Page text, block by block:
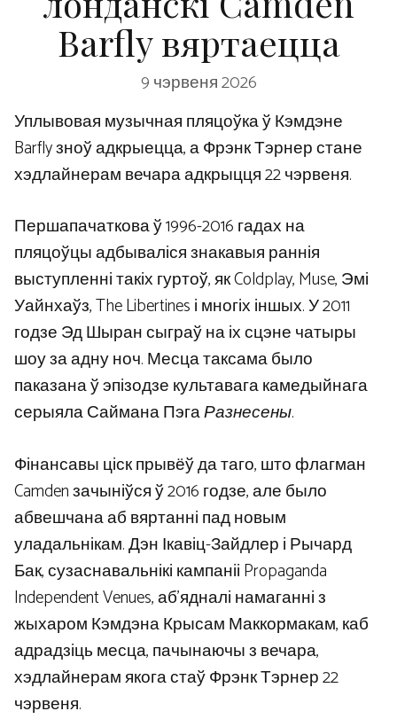
Barfly вяртаецца
9 чэрвеня 2026
Уплывовая музычная пляцоўка ў Кэмдэне
Barfly зноў адкрыецца, а Фрэнк Тэрнер стане
хэдлайнерам вечара адкрыцця 22 чэрвеня.
Першапачаткова ў 1996-2016 гадах на
пляцоўцы адбываліся знакавыя раннія
выступленні такіх гуртоў, як Coldplay, Muse, Эмі
Уайнхаўз, The Libertines і многіх іншых. У 2011
годзе Эд Шыран сыграў на іх сцэне чатыры
шоу за адну ноч. Месца таксама было
паказана ў эпізодзе культавага камедыйнага
серыяла Саймана ПэгаРазнесены.
Фінансавы ціск прывёў да таго, што флагман
Camden зачыніўся ў 2016 годзе, але было
абвешчана аб вяртанні пад новым
уладальнікам. Дэн Ікавіц-Зайдлер і Рычард
Бак, сузаснавальнікі кампаніі Propaganda
Independent Venues, аб’ядналі намаганні з
жыхаром Кэмдэна Крысам Маккормакам, каб
адрадзіць месца, пачынаючы з вечара,
хэдлайнерам якога стаў Фрэнк Тэрнер 22
чэрвеня.